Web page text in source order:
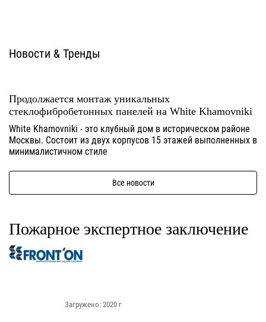
Пожарное экспертное заключение
Загружено: 2020 г
Новости & Тренды
Продолжается монтаж уникальных
стеклофибробетонных панелей на White Khamovniki
White Khamovniki - это клубный дом в историческом районе
Москвы. Состоит из двух корпусов 15 этажей выполненных в
минималистичном стиле
Все новости